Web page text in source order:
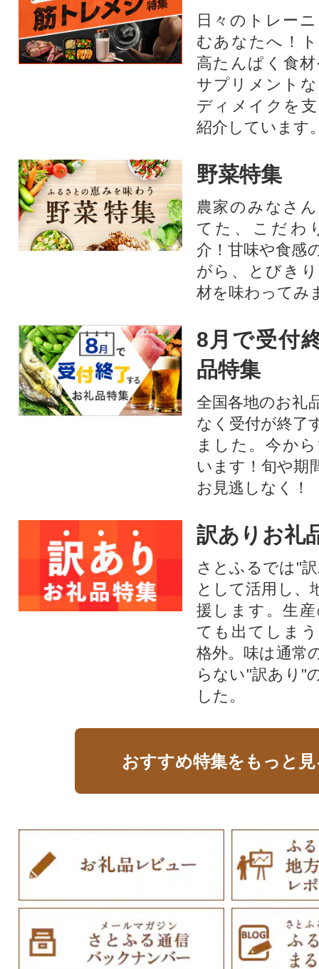
日々のトレー
むあなたへ！
高たんぱく食
サプリメント
ディメイクを
紹介しています
野菜特集
農家のみなさ
てた、こだわ
介！甘味や食感
がら、とびき
材を味わってみ
8月で受付
品特集
全国各地のお礼
なく受付が終了
ました。今か
います！旬や期
お見逃しなく！
訳ありお礼
さとふるでは"
として活用し、
援します。⽣
ても出てしま
格外。味は通常
らない"訳あり"
した。
おすすめ特集をもっと